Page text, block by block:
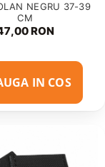
NEGRU 37-39
CM
RON
IN COS